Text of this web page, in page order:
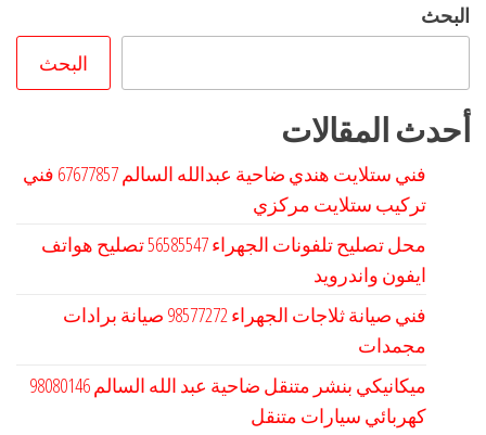
البحث
البحث
أحدث المقالات
فني ستلايت هندي ضاحية عبدالله السالم 67677857 فني
تركيب ستلايت مركزي
محل تصليح تلفونات الجهراء 56585547 تصليح هواتف
ايفون واندرويد
فني صيانة ثلاجات الجهراء 98577272 صيانة برادات
مجمدات
كهربائي سيارات متنقل